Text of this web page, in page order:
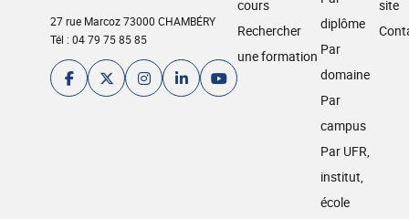
27 rue Marcoz 73000 CHAMBÉRY
Tél : 04 79 75 85 85
cours
Rechercher
une formation
diplôme
Par
domaine
Par
campus
Par UFR,
institut,
école
site